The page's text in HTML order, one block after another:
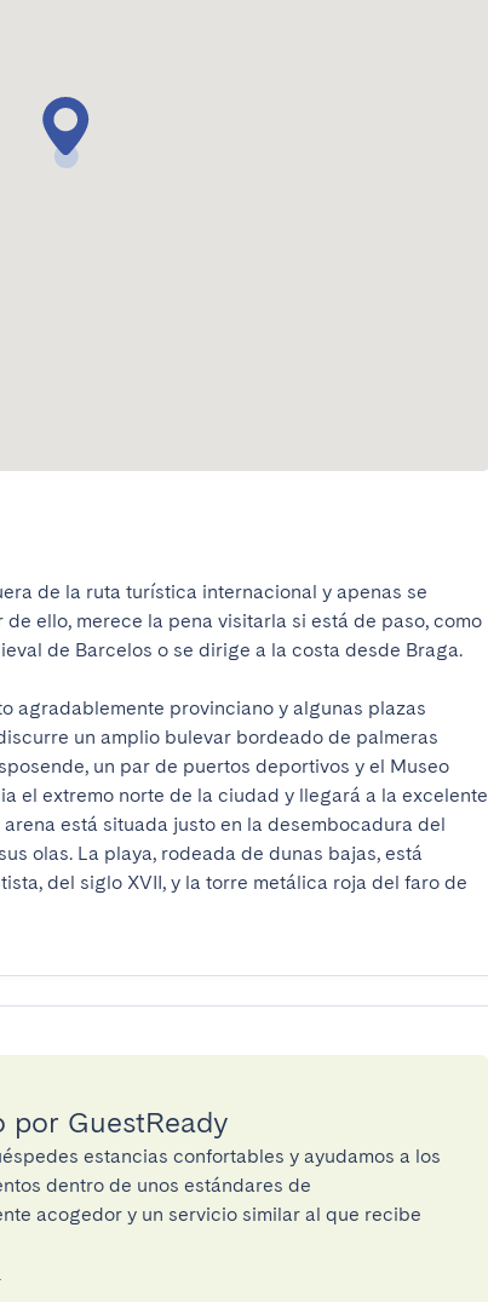
de la ruta turística internacional y apenas se
ello, merece la pena visitarla si está de paso, como
de Barcelos o se dirige a la costa desde Braga.
agradablemente provinciano y algunas plazas
un amplio bulevar bordeado de palmeras
un par de puertos deportivos y el Museo
el extremo norte de la ciudad y llegará a la excelente
está situada justo en la desembocadura del
olas. La playa, rodeada de dunas bajas, está
del siglo XVII, y la torre metálica roja del faro de
GuestReady
estancias confortables y ayudamos a los
dentro de unos estándares de
acogedor y un servicio similar al que recibe